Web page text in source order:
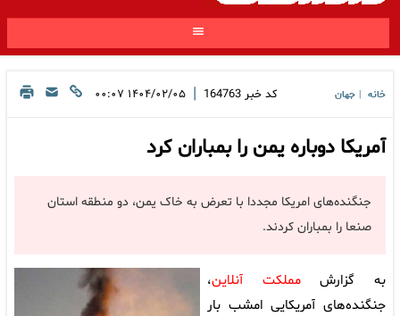
خانه جهان کد خبر 164763
| ۱۴۰۴/۰۲/۰۵ ۰۰:۰۷
آمریکا دوباره یمن را بمباران کرد
جنگنده‌های امریکا مجددا با تعرض به خاک یمن، دو منطقه استان
صنعا را بمباران کردند.
به گزارشمملکت آنلاین،
جنگنده‌های آمریکایی امشب بار